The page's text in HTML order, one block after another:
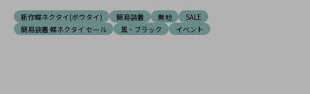
新作蝶ネクタイ(ボウタイ) 簡易装着 無地
SALE
簡易装着 蝶ネクタイ セール
黒・ブラック イベント